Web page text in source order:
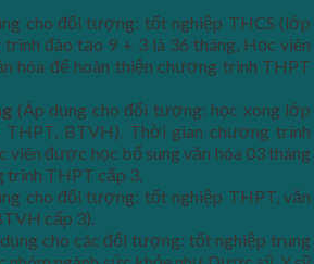
cho đối tượng: tốt nghiệp THCS (lớp
đào tạo 9 + 3 là 36 tháng, Học viên
hóa để hoàn thiện chương trình THPT
(Áp dụng cho đối tượng: học xong lớp
BTVH). Thời gian chương trình
viên được học bổ sung văn hóa 03 tháng
trình THPT cấp 3.
cho đối tượng: tốt nghiệp THPT, văn
cấp 3).
cho các đối tượng: tốt nghiệp trung